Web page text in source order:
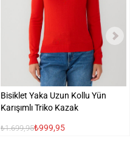
Bisiklet Yaka Uzun Kollu Yün
Karışımlı Triko Kazak
₺1.699,95₺999,95